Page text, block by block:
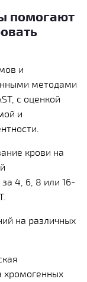
помогают
и
методами
с оценкой
и
крови на
за 4, 6, 8 или 16-
на различных
хромогенных